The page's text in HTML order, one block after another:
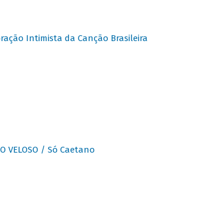
Intimista da Canção Brasileira
VELOSO / Só Caetano